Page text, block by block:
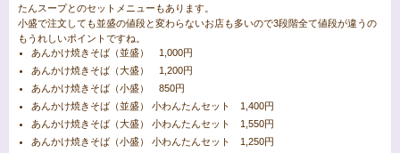
たんスープとのセットメニューもあります。
小盛で注文しても並盛の値段と変わらないお店も多いので3段階全て値段が違うの
もうれしいポイントですね。
あんかけ焼きそば（並盛） 1,000円
あんかけ焼きそば（大盛） 1,200円
あんかけ焼きそば（小盛） 850円
あんかけ焼きそば（並盛） 小わんたんセット 1,400円
あんかけ焼きそば（大盛） 小わんたんセット 1,550円
あんかけ焼きそば（小盛） 小わんたんセット 1,250円